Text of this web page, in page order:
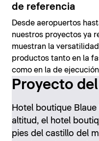
de referencia
Desde aeropuertos
nuestros proyectos ya
muestran la
productos tanto en la
como en la de
Proyecto
Hotel boutique
altitud, el hotel
pies del castillo del